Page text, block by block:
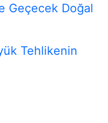
Geçecek Doğal
Tehlikenin